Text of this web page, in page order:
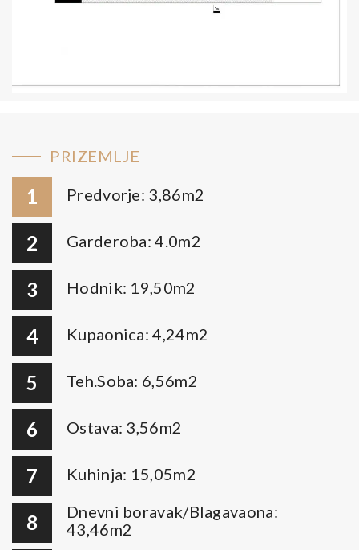
PRIZEMLJE
1 Predvorje: 3,86m2
2 Garderoba: 4.0m2
3 Hodnik: 19,50m2
4 Kupaonica: 4,24m2
5 Teh.Soba: 6,56m2
6 Ostava: 3,56m2
7 Kuhinja: 15,05m2
8
Dnevni boravak/Blagavaona:
43,46m2